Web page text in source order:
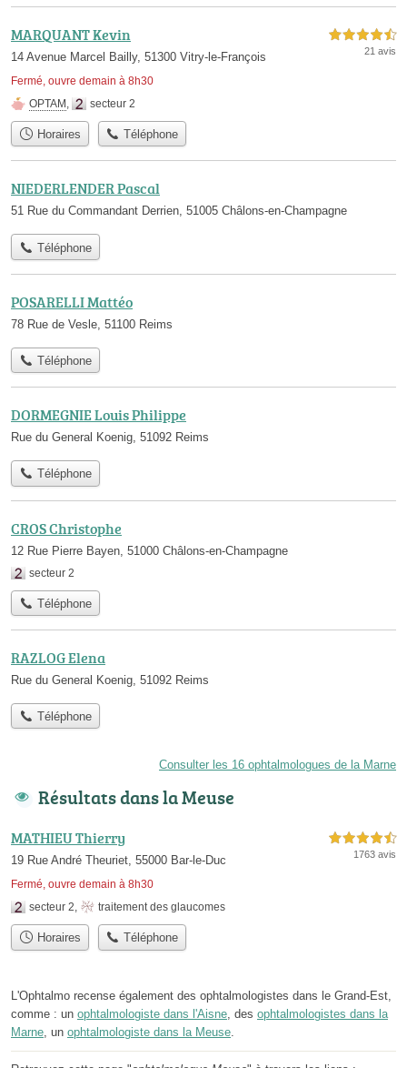
MARQUANT Kevin
14 Avenue Marcel Bailly, 51300 Vitry-le-François
Fermé, ouvre demain à 8h30
4,5 étoiles sur 5
21 avis
OPTAM , secteur 2
Horaires Téléphone
NIEDERLENDER Pascal
51 Rue du Commandant Derrien, 51005 Châlons-en-Champagne
Téléphone
POSARELLI Mattéo
78 Rue de Vesle, 51100 Reims
Téléphone
DORMEGNIE Louis Philippe
Rue du General Koenig, 51092 Reims
Téléphone
CROS Christophe
12 Rue Pierre Bayen, 51000 Châlons-en-Champagne
secteur 2
Téléphone
RAZLOG Elena
Rue du General Koenig, 51092 Reims
Téléphone
Consulter les 16 ophtalmologues de la Marne
Résultats dans la Meuse
MATHIEU Thierry
19 Rue André Theuriet, 55000 Bar-le-Duc
Fermé, ouvre demain à 8h30
4,5 étoiles sur 5
1763 avis
secteur 2, traitement des glaucomes
Horaires Téléphone
L'Ophtalmo recense également des ophtalmologistes dans le Grand-Est,
comme : un ophtalmologiste dans l'Aisne , des ophtalmologistes dans la
Marne , un ophtalmologiste dans la Meuse